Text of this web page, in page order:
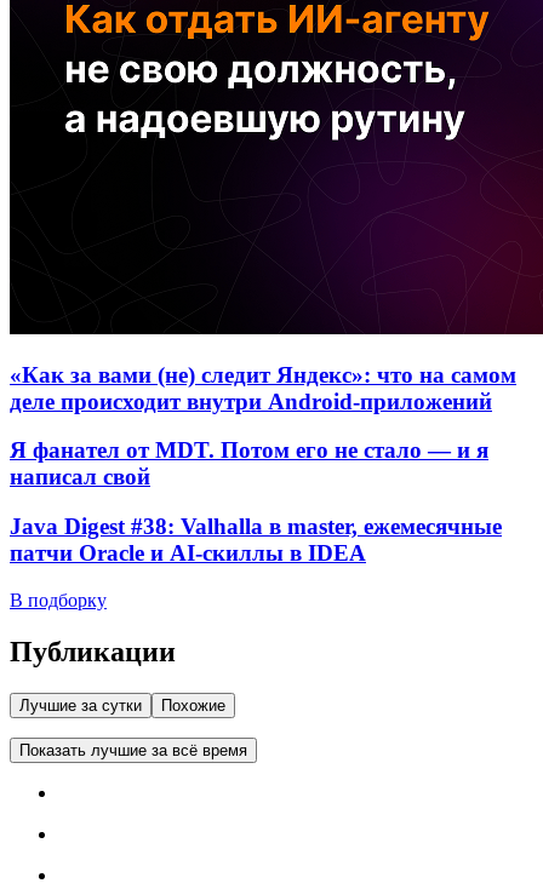
«Как за вами (не) следит Яндекс»: что на самом
деле происходит внутри Android-приложений
Я фанател от MDT. Потом его не стало — и я
написал свой
Java Digest #38: Valhalla в master, ежемесячные
патчи Oracle и AI-скиллы в IDEA
В подборку
Публикации
Лучшие за сутки Похожие
Показать лучшие за всё время